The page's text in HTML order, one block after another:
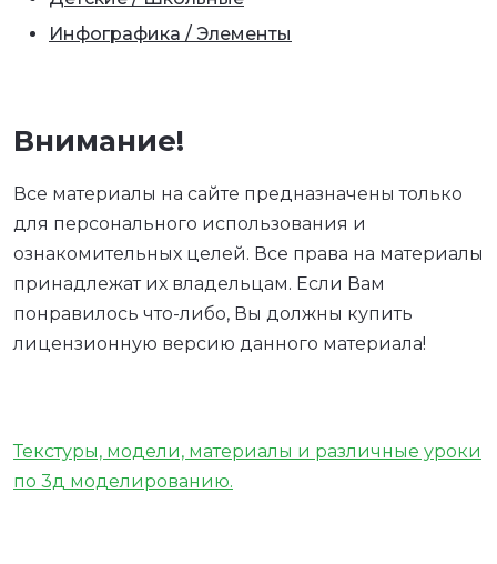
Инфографика / Элементы
Внимание!
Все материалы на сайте предназначены только
для персонального использования и
ознакомительных целей. Все права на материалы
принадлежат их владельцам. Если Вам
понравилось что-либо, Вы должны купить
лицензионную версию данного материала!
Текстуры, модели, материалы и различные уроки
по 3д моделированию.